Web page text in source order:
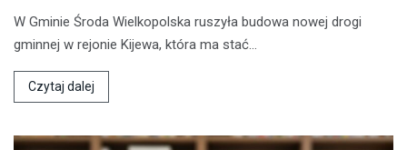
W Gminie Środa Wielkopolska ruszyła budowa nowej drogi
gminnej w rejonie Kijewa, która ma stać…
Czytaj dalej